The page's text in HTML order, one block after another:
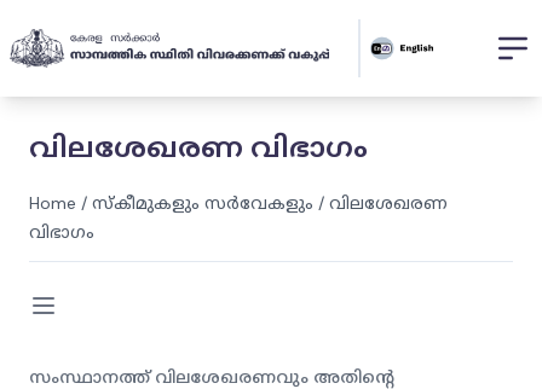
വിലശേഖരണ വിഭാഗം
Home / സ്കീമുകളും സർവേകളും / വിലശേഖരണ
വിഭാഗം
സംസ്ഥാനത്ത് വിലശേഖരണവും അതിന്റെ